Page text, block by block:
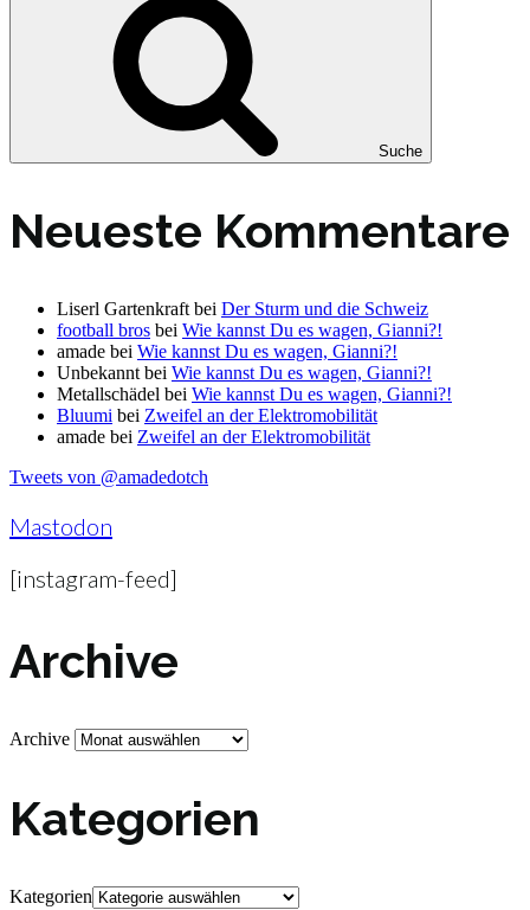
Suche
Neueste Kommentare
Liserl Gartenkraft bei Der Sturm und die Schweiz
football bros bei Wie kannst Du es wagen, Gianni?!
amade bei Wie kannst Du es wagen, Gianni?!
Unbekannt bei Wie kannst Du es wagen, Gianni?!
Metallschädel bei Wie kannst Du es wagen, Gianni?!
Bluumi bei Zweifel an der Elektromobilität
amade bei Zweifel an der Elektromobilität
Tweets von @amadedotch
Mastodon
[instagram-feed]
Archive
Archive
Kategorien
Kategorien